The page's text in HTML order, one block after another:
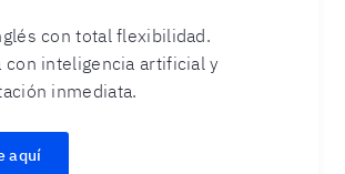
con total flexibilidad.
con inteligencia artificial y
inmediata.
aquí